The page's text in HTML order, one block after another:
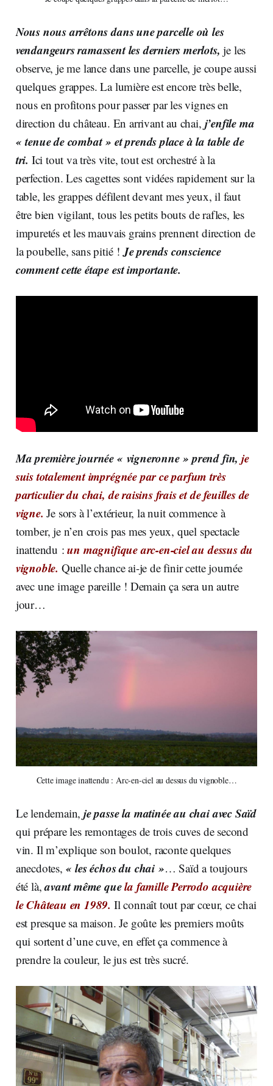
Nous nous arrêtons dans une parcelle où les
vendangeurs ramassent les derniers merlots, je les
observe, je me lance dans une parcelle, je coupe aussi
quelques grappes. La lumière est encore très belle,
nous en profitons pour passer par les vignes en
direction du château. En arrivant au chai, j’enfile ma
« tenue de combat » et prends place à la table de
tri. Ici tout va très vite, tout est orchestré à la
perfection. Les cagettes sont vidées rapidement sur la
table, les grappes défilent devant mes yeux, il faut
être bien vigilant, tous les petits bouts de rafles, les
impuretés et les mauvais grains prennent direction de
la poubelle, sans pitié !Je prends conscience
comment cette étape est importante.
Ma première journée « vigneronne » prend fin, je
suis totalement imprégnée par ce parfum très
particulier du chai, deraisins frais et de feuilles de
vigne. Je sors à l’extérieur, la nuit commence à
tomber, je n’en crois pas mes yeux, quel spectacle
inattendu :un magnifique arc-en-ciel au dessus du
vignoble. Quelle chance ai-je de finir cette journée
avec une image pareille ! Demain ça sera un autre
jour…
Cette image inattendu : Arc-en-ciel au dessus du vignoble…
Le lendemain,je passe la matinée au chai avec Saïd
qui prépare les remontages de trois cuves de second
vin. Il m’explique son boulot, raconte quelques
anecdotes, « les échos du chai »… Saïd a toujours
été là,avant même quela famille Perrodo acquière
le Château en 1989. Il connaît tout par cœur, ce chai
est presque sa maison. Je goûte les premiers moûts
qui sortent d’une cuve, en effet ça commence à
prendre la couleur, le jus est très sucré.